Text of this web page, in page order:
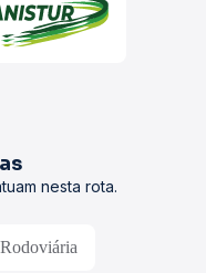
nesta rota.